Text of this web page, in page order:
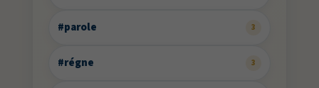
#parole 3
#régne 3